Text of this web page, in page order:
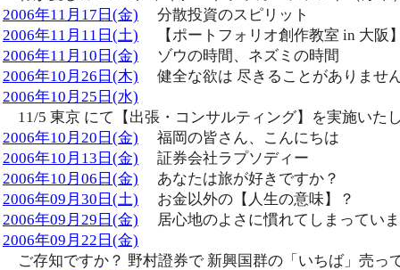
2006年11月17日(金) 分散投資のスピリット
2006年11月11日(土) 【ポートフォリオ創作教室 in 大阪
2006年11月10日(金) ゾウの時間、ネズミの時間
2006年10月26日(木) 健全な欲は 尽きることがありませ
2006年10月25日(水)
11/5 東京 にて【出張・コンサルティング】を実施いた
2006年10月20日(金) 福岡の皆さん、こんにちは
2006年10月13日(金) 証券会社ラプソディー
2006年10月06日(金) あなたは旅が好きですか？
2006年09月30日(土) お金以外の【人生の意味】？
2006年09月29日(金) 居心地のよさに慣れてしまってい
2006年09月22日(金)
ご存知ですか？ 野村證券で 新興国群の「いちば」売っ